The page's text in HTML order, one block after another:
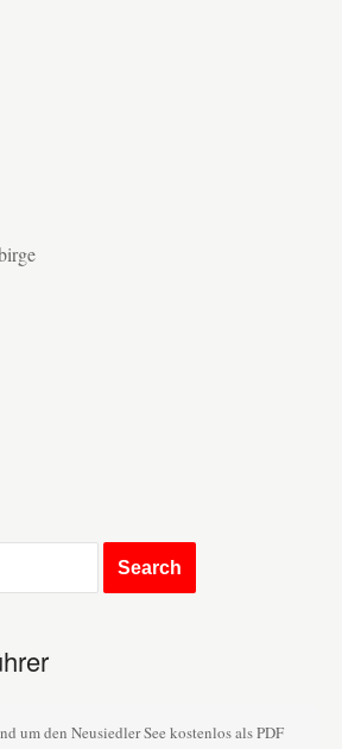
um den Neusiedler See kostenlos als PDF